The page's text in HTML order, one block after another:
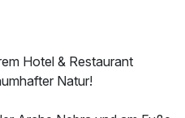
Hotel & Restaurant
Natur!